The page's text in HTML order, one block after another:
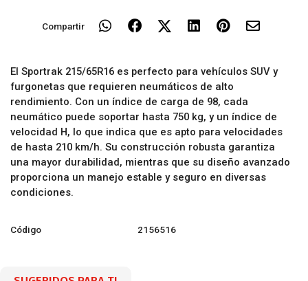
Compartir
El Sportrak 215/65R16 es perfecto para vehículos SUV y
furgonetas que requieren neumáticos de alto
rendimiento. Con un índice de carga de 98, cada
neumático puede soportar hasta 750 kg, y un índice de
velocidad H, lo que indica que es apto para velocidades
de hasta 210 km/h. Su construcción robusta garantiza
una mayor durabilidad, mientras que su diseño avanzado
proporciona un manejo estable y seguro en diversas
condiciones.
Código 2156516